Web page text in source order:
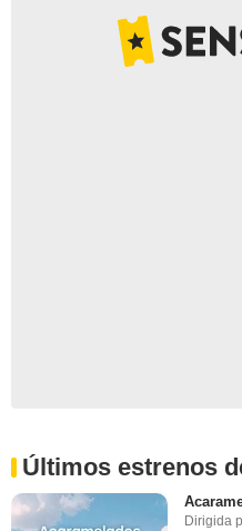
Últimos estrenos
Dirigida